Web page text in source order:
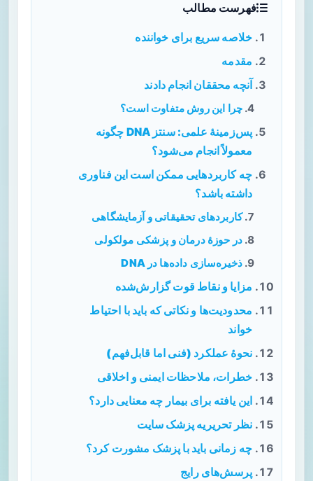
فهرست مطالب
خلاصه سریع برای خواننده
مقدمه
آنچه محققان انجام دادند
چرا این روش متفاوت است؟
پس‌زمینهٔ علمی: سنتز DNA چگونه
معمولاً انجام می‌شود؟
چه کاربردهایی ممکن است این فناوری
داشته باشد؟
کاربردهای تحقیقاتی و آزمایشگاهی
در حوزهٔ درمان و پزشکی مولکولی
ذخیره‌سازی داده‌ها در DNA
مزایا و نقاط قوت گزارش‌شده
محدودیت‌ها و نکاتی که باید با احتیاط
خواند
نحوهٔ عملکرد (فنی اما قابل‌فهم)
خطرات، ملاحظات ایمنی و اخلاقی
این یافته برای بیمار چه معنایی دارد؟
نظر تحریریه پزشک سایت
چه زمانی باید با پزشک مشورت کرد؟
پرسش‌های رایج